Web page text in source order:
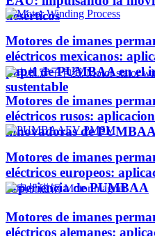
desérticos
Motores de imanes
eléctricos mexicanos:
papel de PUMBAA en el
sustentable
Motores de imanes
eléctricos rusos:
innovadoras de
Motores de imanes
eléctricos europeos:
experiencia de PUMBAA
Motores de imanes
eléctricos alemanes: